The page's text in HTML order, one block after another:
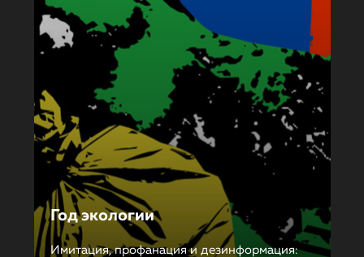
Год экологии
Имитация, профанация и дезинформация: